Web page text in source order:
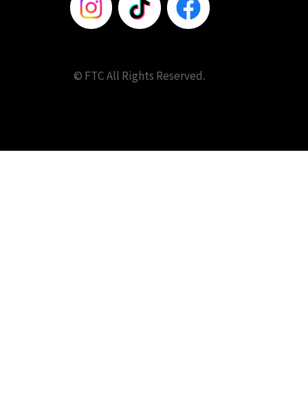
© FTC All Rights Reserved.